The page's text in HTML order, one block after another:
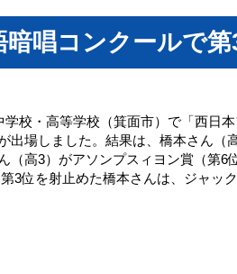
唱コンクールで
校・高等学校（箕面市）で「西日
出場しました。結果は、橋本さん（
（高3）がアソンプスィヨン賞（第6
3位を射止めた橋本さんは、ジャッ